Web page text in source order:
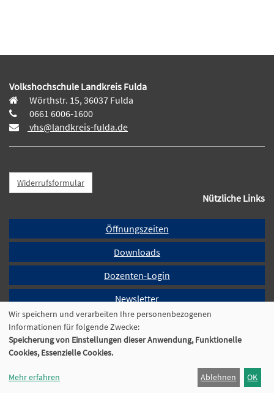
Volkshochschule Landkreis Fulda
Wörthstr. 15, 36037 Fulda
0661 6006-1600
vhs@landkreis-fulda.de
Widerrufsformular
Nützliche Links
Öffnungszeiten
Downloads
Dozenten-Login
Newsletter
Programmheft
Cookie Einstellungen
© 2026 Kufer Software GmbH
Wir speichern und verarbeiten Ihre personenbezogenen
Informationen für folgende Zwecke:
Speicherung von Einstellungen dieser Anwendung, Funktionelle
Cookies, Essenzielle Cookies.
Mehr erfahren Ablehnen OK